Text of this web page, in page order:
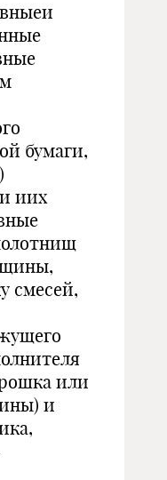
бумаги,
иих
смесей,
или
и